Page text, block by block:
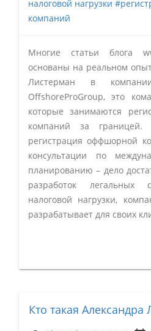
налоговой нагрузки
компаний
Многие статьи блога
основаны на реальном
Листерман в
OffshoreProGroup, это
которые занимаются
компаний за
регистрация оффшорной
консультации по
планированию – дело
разработок легальных
налоговой нагрузки,
разрабатывает для своих
Кто такая Александра